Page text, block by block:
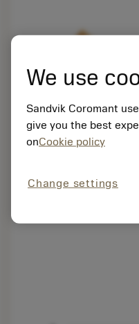
We use
Sandvik Coromant
give you the best
onCookie policy
Change settings